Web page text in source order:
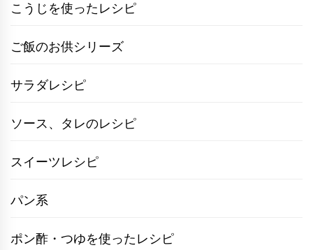
こうじを使ったレシピ
ご飯のお供シリーズ
サラダレシピ
ソース、タレのレシピ
スイーツレシピ
パン系
ポン酢・つゆを使ったレシピ